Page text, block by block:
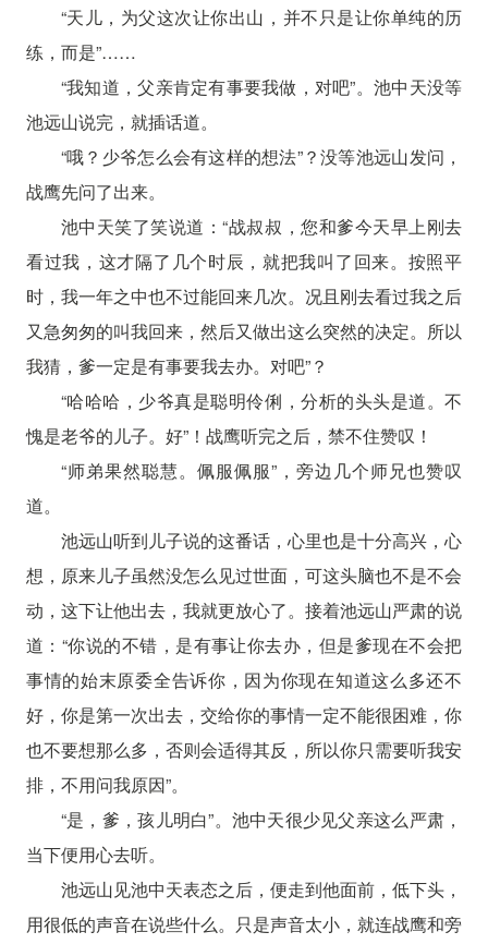
“天儿，为父这次让你出山，并不只是让你单纯的历
练，而是”……
“我知道，父亲肯定有事要我做，对吧”。池中天没等
池远山说完，就插话道。
“哦？少爷怎么会有这样的想法”？没等池远山发问，
战鹰先问了出来。
池中天笑了笑说道：“战叔叔，您和爹今天早上刚去
看过我，这才隔了几个时辰，就把我叫了回来。按照平
时，我一年之中也不过能回来几次。况且刚去看过我之后
又急匆匆的叫我回来，然后又做出这么突然的决定。所以
我猜，爹一定是有事要我去办。对吧”？
“哈哈哈，少爷真是聪明伶俐，分析的头头是道。不
愧是老爷的儿子。好”！战鹰听完之后，禁不住赞叹！
“师弟果然聪慧。佩服佩服”，旁边几个师兄也赞叹
道。
池远山听到儿子说的这番话，心里也是十分高兴，心
想，原来儿子虽然没怎么见过世面，可这头脑也不是不会
动，这下让他出去，我就更放心了。接着池远山严肃的说
道：“你说的不错，是有事让你去办，但是爹现在不会把
事情的始末原委全告诉你，因为你现在知道这么多还不
好，你是第一次出去，交给你的事情一定不能很困难，你
也不要想那么多，否则会适得其反，所以你只需要听我安
排，不用问我原因”。
“是，爹，孩儿明白”。池中天很少见父亲这么严肃，
当下便用心去听。
池远山见池中天表态之后，便走到他面前，低下头，
用很低的声音在说些什么。只是声音太小，就连战鹰和旁